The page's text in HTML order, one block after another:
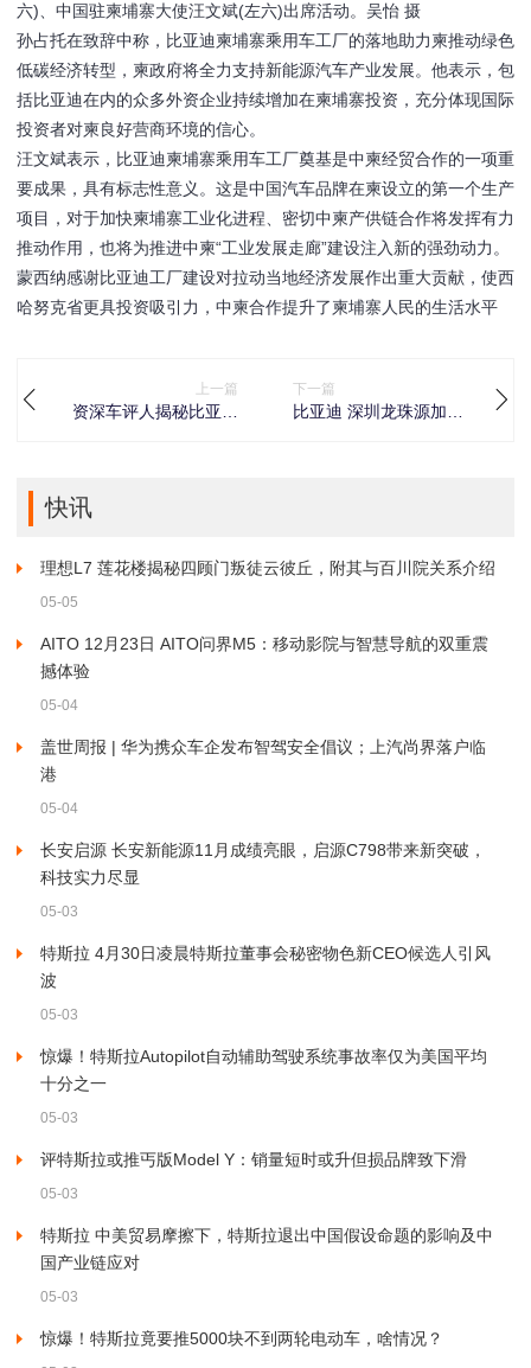
六)、中国驻柬埔寨大使汪文斌(左六)出席活动。吴怡 摄
孙占托在致辞中称，比亚迪柬埔寨乘用车工厂的落地助力柬推动绿色
低碳经济转型，柬政府将全力支持新能源汽车产业发展。他表示，包
括比亚迪在内的众多外资企业持续增加在柬埔寨投资，充分体现国际
投资者对柬良好营商环境的信心。
汪文斌表示，比亚迪柬埔寨乘用车工厂奠基是中柬经贸合作的一项重
要成果，具有标志性意义。这是中国汽车品牌在柬设立的第一个生产
项目，对于加快柬埔寨工业化进程、密切中柬产供链合作将发挥有力
推动作用，也将为推进中柬“工业发展走廊”建设注入新的强劲动力。
蒙西纳感谢比亚迪工厂建设对拉动当地经济发展作出重大贡献，使西
哈努克省更具投资吸引力，中柬合作提升了柬埔寨人民的生活水平
上一篇
资深车评人揭秘比亚迪
下一篇
比亚迪 深圳龙珠源加能
快讯
理想L7 莲花楼揭秘四顾门叛徒云彼丘，附其与百川院关系介绍
05-05
AITO 12月23日 AITO问界M5：移动影院与智慧导航的双重震
撼体验
05-04
盖世周报 | 华为携众车企发布智驾安全倡议；上汽尚界落户临
港
05-04
长安启源 长安新能源11月成绩亮眼，启源C798带来新突破，
科技实力尽显
05-03
特斯拉 4月30日凌晨特斯拉董事会秘密物色新CEO候选人引风
波
05-03
惊爆！特斯拉Autopilot自动辅助驾驶系统事故率仅为美国平均
十分之一
05-03
评特斯拉或推丐版Model Y：销量短时或升但损品牌致下滑
05-03
特斯拉 中美贸易摩擦下，特斯拉退出中国假设命题的影响及中
国产业链应对
05-03
惊爆！特斯拉竟要推5000块不到两轮电动车，啥情况？